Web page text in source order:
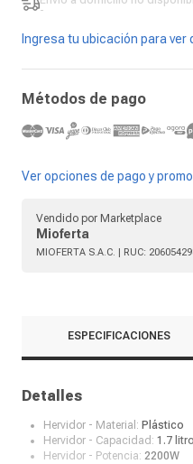
-
Ingresa tu ubicación para ver
Métodos de pago
Ver opciones de pago y
Vendido por Marketplace
Mioferta
MIOFERTA S.A.C. | RUC:
ESPECIFICACIONES
Detalles
Hervidor - Material: Plástico
Hervidor - Capacidad: 1.7
Hervidor - Potencia: 2200W